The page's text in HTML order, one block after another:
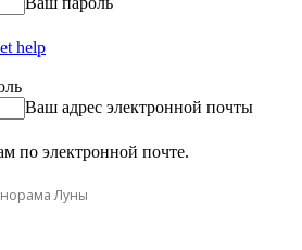
help
Ваш адрес электронной почты
по электронной почте.
Луны